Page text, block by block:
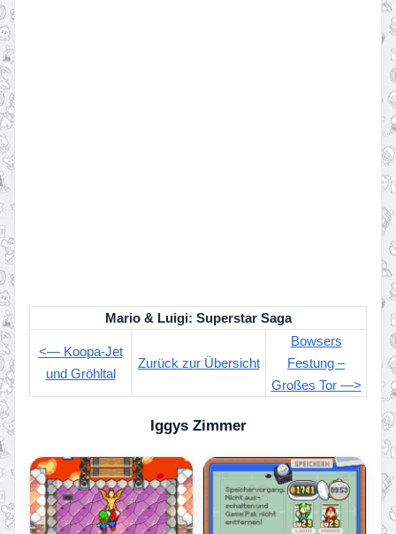
Mario & Luigi: Superstar Saga
<— Koopa-Jet
und Gröhltal
Zurück zur Übersicht
Bowsers
Festung –
Großes Tor —>
Iggys Zimmer